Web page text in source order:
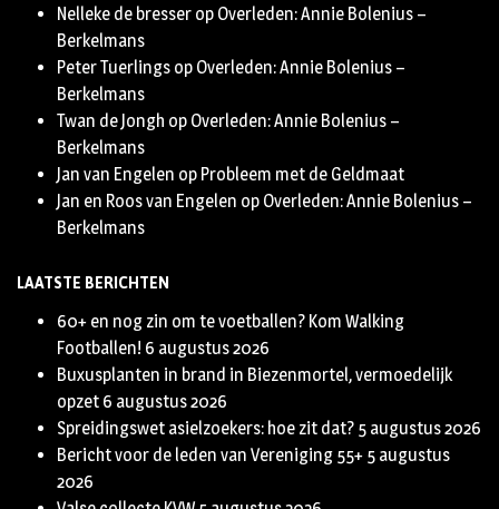
Nelleke de bresser op Overleden: Annie Bolenius –
Berkelmans
Peter Tuerlings op Overleden: Annie Bolenius –
Berkelmans
Twan de Jongh op Overleden: Annie Bolenius –
Berkelmans
Jan van Engelen op Probleem met de Geldmaat
Jan en Roos van Engelen op Overleden: Annie Bolenius –
Berkelmans
LAATSTE BERICHTEN
60+ en nog zin om te voetballen? Kom Walking
Footballen! 6 augustus 2026
Buxusplanten in brand in Biezenmortel, vermoedelijk
opzet 6 augustus 2026
Spreidingswet asielzoekers: hoe zit dat? 5 augustus 2026
Bericht voor de leden van Vereniging 55+ 5 augustus
2026